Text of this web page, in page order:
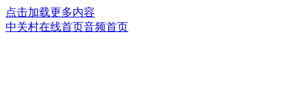
点击加载更多内容
中关村在线首页音频首页